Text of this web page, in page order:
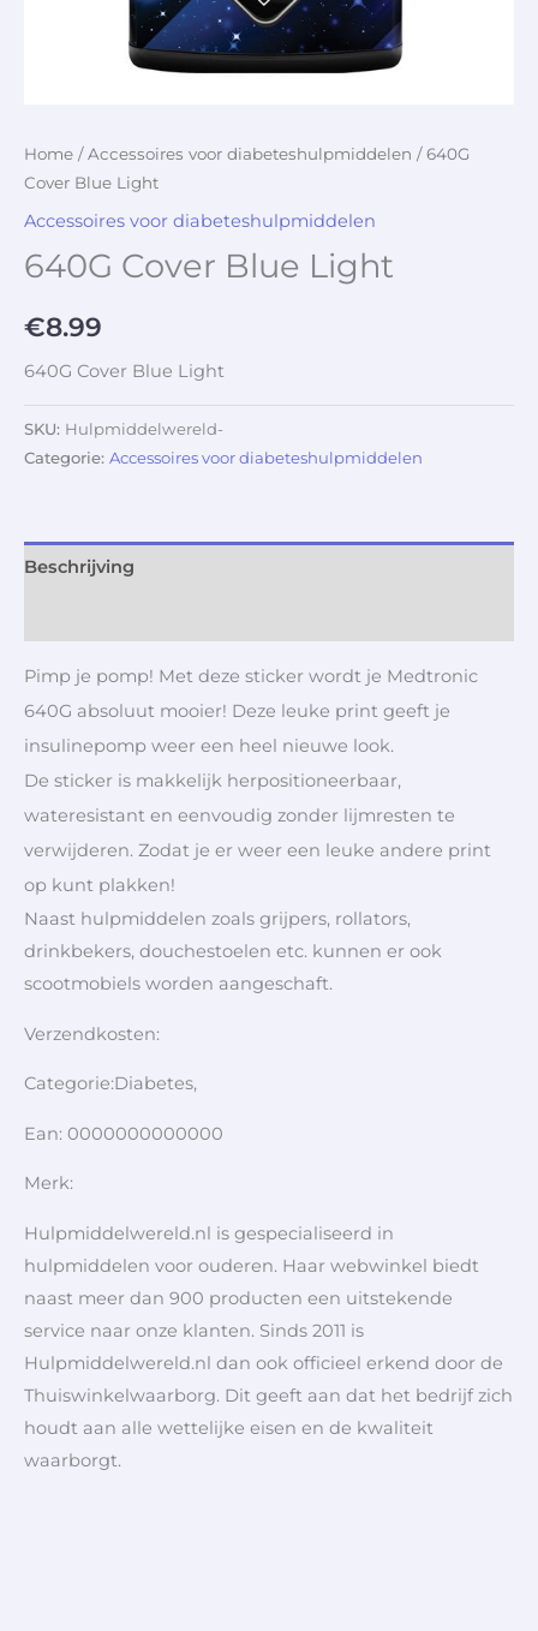
Home /Accessoires voor diabeteshulpmiddelen / 640G
Cover Blue Light
Accessoires voor diabeteshulpmiddelen
640G Cover Blue Light
€8.99
640G Cover Blue Light
SKU: Hulpmiddelwereld-
Categorie: Accessoires voor diabeteshulpmiddelen
Beschrijving
Pimp je pomp! Met deze sticker wordt je Medtronic
640G absoluut mooier! Deze leuke print geeft je
insulinepomp weer een heel nieuwe look.
De sticker is makkelijk herpositioneerbaar,
wateresistant en eenvoudig zonder lijmresten te
verwijderen. Zodat je er weer een leuke andere print
op kunt plakken!
Naast hulpmiddelen zoals grijpers, rollators,
drinkbekers, douchestoelen etc. kunnen er ook
scootmobiels worden aangeschaft.
Verzendkosten:
Categorie:Diabetes,
Ean: 0000000000000
Merk:
Hulpmiddelwereld.nl is gespecialiseerd in
hulpmiddelen voor ouderen. Haar webwinkel biedt
naast meer dan 900 producten een uitstekende
service naar onze klanten. Sinds 2011 is
Hulpmiddelwereld.nl dan ook officieel erkend door de
Thuiswinkelwaarborg. Dit geeft aan dat het bedrijf zich
houdt aan alle wettelijke eisen en de kwaliteit
waarborgt.